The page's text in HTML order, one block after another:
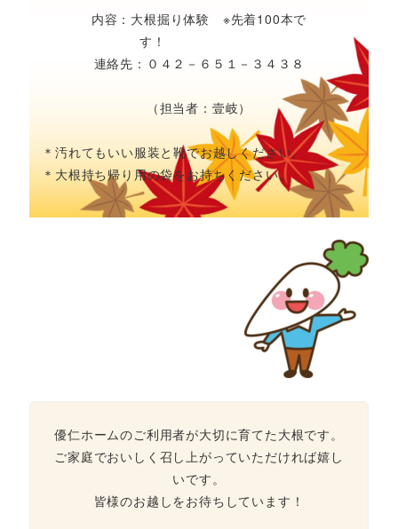
内容：大根掘り体験 ※先着100本で
す！
連絡先：０４２－６５１－３４３８
（担当者：壹岐）
＊汚れてもいい服装と靴でお越しください。
＊大根持ち帰り用の袋をお持ちください。
優仁ホームのご利用者が大切に育てた大根です。
ご家庭でおいしく召し上がっていただければ嬉し
いです。
皆様のお越しをお待ちしています！